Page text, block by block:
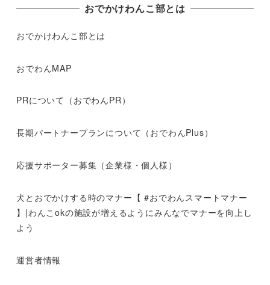
おでかけわんこ部とは
おでかけわんこ部とは
おでわんMAP
PRについて（おでわんPR）
長期パートナープランについて（おでわんPlus）
応援サポーター募集（企業様・個人様）
犬とおでかけする時のマナー【 #おでわんスマートマナー
】|わんこokの施設が増えるようにみんなでマナーを向上し
よう
運営者情報